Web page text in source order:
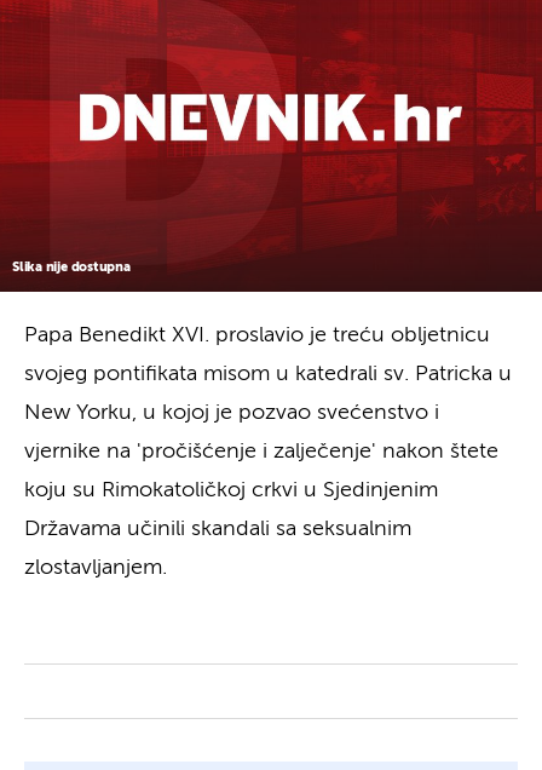
Slika nije dostupna
Papa Benedikt XVI. proslavio je treću obljetnicu
svojeg pontifikata misom u katedrali sv. Patricka u
New Yorku, u kojoj je pozvao svećenstvo i
vjernike na 'pročišćenje i zalječenje' nakon štete
koju su Rimokatoličkoj crkvi u Sjedinjenim
Državama učinili skandali sa seksualnim
zlostavljanjem.